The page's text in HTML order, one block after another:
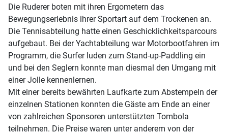
Die Ruderer boten mit ihren Ergometern das
Bewegungserlebnis ihrer Sportart auf dem Trockenen an.
Die Tennisabteilung hatte einen Geschicklichkeitsparcours
aufgebaut. Bei der Yachtabteilung war Motorbootfahren im
Programm, die Surfer luden zum Stand-up-Paddling ein
und bei den Seglern konnte man diesmal den Umgang mit
einer Jolle kennenlernen.
Mit einer bereits bewährten Laufkarte zum Abstempeln der
einzelnen Stationen konnten die Gäste am Ende an einer
von zahlreichen Sponsoren unterstützten Tombola
teilnehmen. Die Preise waren unter anderem von der